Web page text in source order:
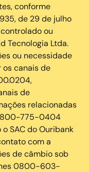
conforme
de 29 de julho
ou
Tecnologia Ltda.
ou necessidade
canais de
de
relacionadas
775-0404
o SAC do Ouribank
com a
de câmbio sob
0800-603-